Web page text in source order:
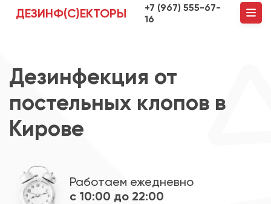
ДЕЗИНФ(С)ЕКТОРЫ
+7 (967) 555-67-
16
Дезинфекция от
постельных клопов в
Кирове
Работаем ежедневно
с 10:00 до 22:00